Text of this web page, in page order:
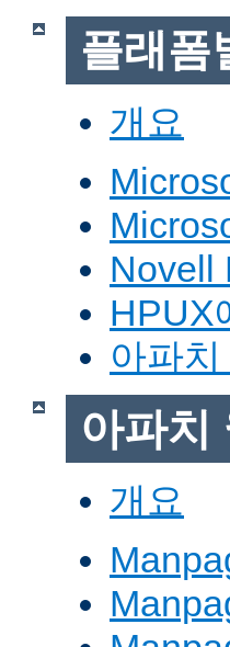
플래폼
개요
Novell
HPUX
아파
아파치
개요